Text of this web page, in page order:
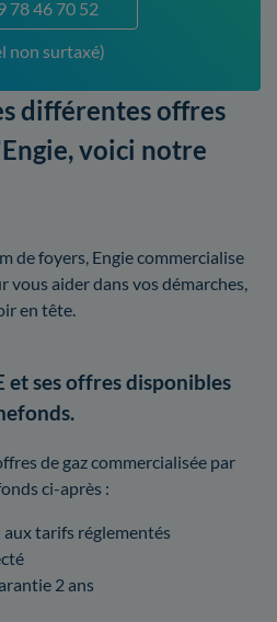
78 46 70 52
non surtaxé)
différentes offres
voici notre
de foyers, Engie commercialise
vous aider dans vos démarches,
en tête.
et ses offres disponibles
de gaz commercialisée par
ci-après :
aux tarifs réglementés
2 ans